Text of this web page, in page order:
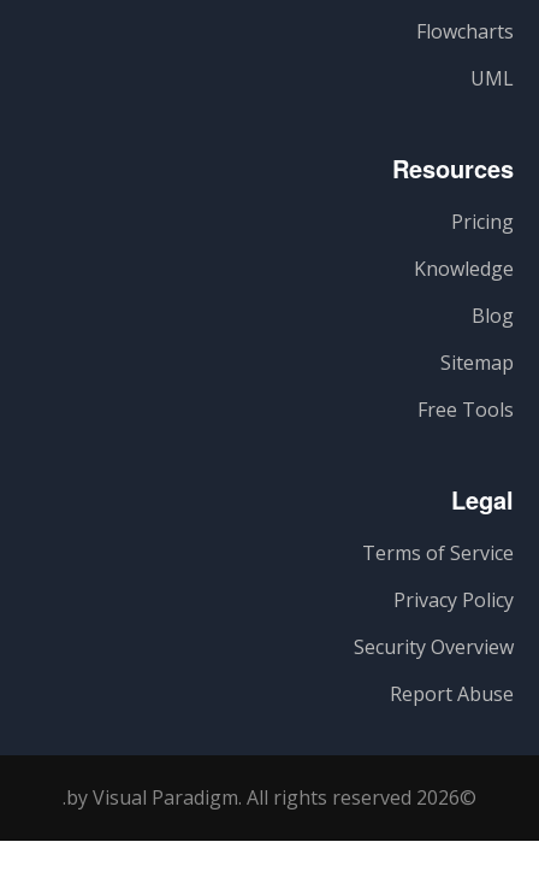
Flowcharts
UML
Resources
Pricing
Knowledge
Blog
Sitemap
Free Tools
Legal
Terms of Service
Privacy Policy
Security Overview
Report Abuse
©2026 by Visual Paradigm. All rights reserved.